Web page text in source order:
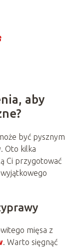
aby
być pysznym
Oto kilka
Ci przygotować
mięsa z
. Warto sięgnąć